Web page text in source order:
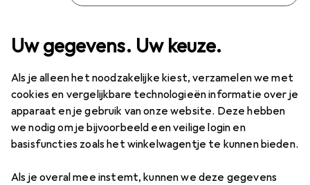
Uw gegevens. Uw keuze.
Als je alleen het noodzakelijke kiest, verzamelen we met
cookies en vergelijkbare technologieën informatie over je
apparaat en je gebruik van onze website. Deze hebben
we nodig om je bijvoorbeeld een veilige login en
basisfuncties zoals het winkelwagentje te kunnen bieden.
Als je overal mee instemt, kunnen we deze gegevens
Joseph Joseph
Categorieën bekijken
Ik hou van dit merk
Meer informatie over Joseph Joseph